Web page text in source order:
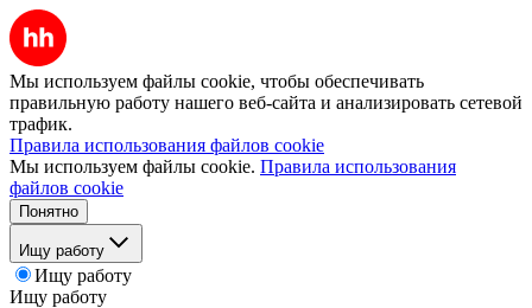
Мы используем файлы cookie, чтобы обеспечивать
правильную работу нашего веб-сайта и анализировать сетевой
трафик.
Правила использования файлов cookie
Мы используем файлы cookie. Правила использования
файлов cookie
Понятно
Ищу работу
Ищу работу
Ищу работу